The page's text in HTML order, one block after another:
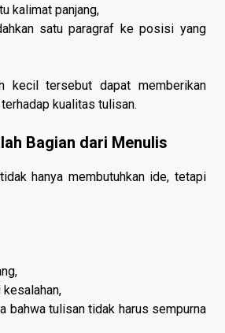
kalimat panjang,
satu paragraf ke posisi yang
kecil tersebut dapat memberikan
kualitas tulisan.
Bagian dari Menulis
hanya membutuhkan ide, tetapi
bahwa tulisan tidak harus sempurna